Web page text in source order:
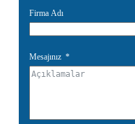
Firma Adı
Mesajınız